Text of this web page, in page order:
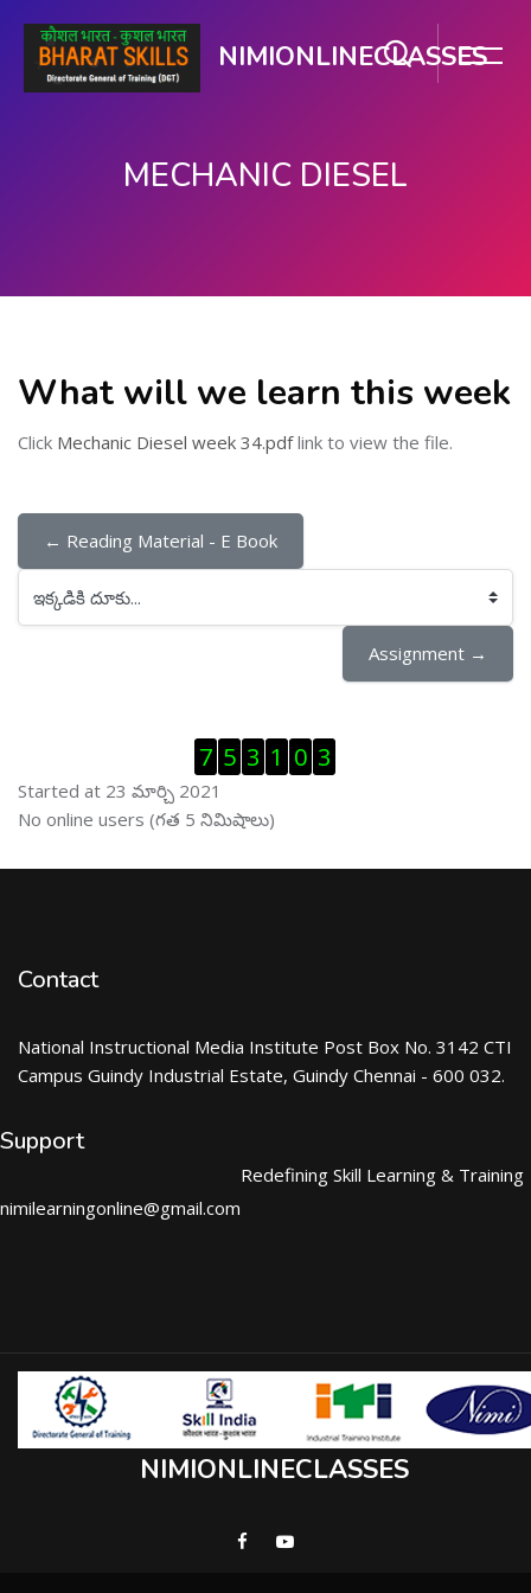
NIMIONLINECLASSES
MECHANIC DIESEL
What will we learn this week
Click Mechanic Diesel week 34.pdflink to view the file.
← Reading Material - E Book
ఇక్కడికి దూకు...
Assignment →
Visitor Counter ను తప్పించు
7 5 3 1 0 3
Started at 23 మార్చి 2021
ఆన్ లైను వాడుకరులు ను తప్పించు
No online users (గత 5 నిమిషాలు)
Contact
National Instructional Media Institute Post Box No. 3142 CTI
Campus Guindy Industrial Estate, Guindy Chennai - 600 032.
Support
nimilearningonline@gmail.com
Redefining Skill Learning & Training
NIMIONLINECLASSES